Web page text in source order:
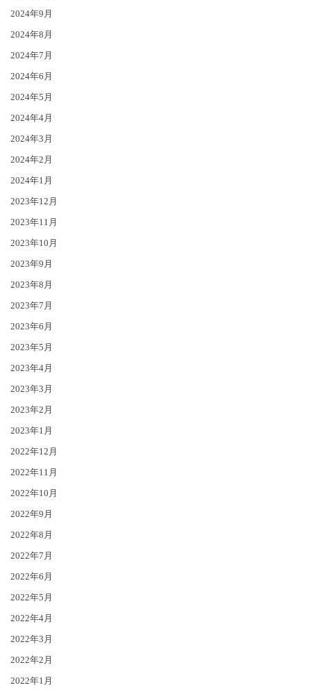
2024年9月
2024年8月
2024年7月
2024年6月
2024年5月
2024年4月
2024年3月
2024年2月
2024年1月
2023年12月
2023年11月
2023年10月
2023年9月
2023年8月
2023年7月
2023年6月
2023年5月
2023年4月
2023年3月
2023年2月
2023年1月
2022年12月
2022年11月
2022年10月
2022年9月
2022年8月
2022年7月
2022年6月
2022年5月
2022年4月
2022年3月
2022年2月
2022年1月